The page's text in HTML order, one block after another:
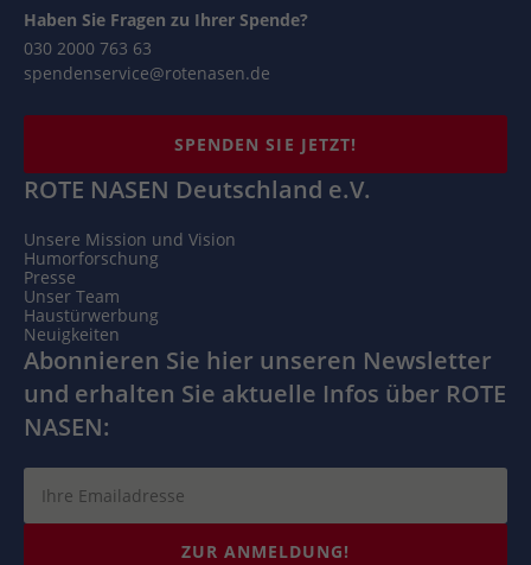
Haben Sie Fragen zu Ihrer Spende?
030 2000 763 63
spendenservice@rotenasen.de
SPENDEN SIE JETZT!
ROTE NASEN Deutschland e.V.
Unsere Mission und Vision
Humorforschung
Presse
Unser Team
Haustürwerbung
Neuigkeiten
Abonnieren Sie hier unseren Newsletter
und erhalten Sie aktuelle Infos über ROTE
NASEN:
ZUR ANMELDUNG!